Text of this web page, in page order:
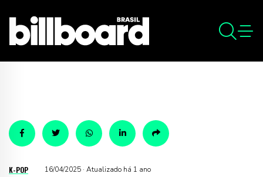
K-POP 16/04/2025 · Atualizado há 1 ano